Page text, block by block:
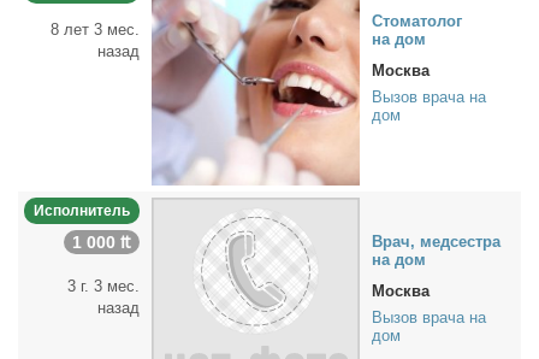
8 лет 3 мес.
назад
Сто­ма­то­лог
на дом
Москва
Вызов врача на
дом
Исполнитель
1 000 ₶
3 г. 3 мес.
назад
Врач, мед­сест­ра
на дом
Москва
Вызов врача на
дом